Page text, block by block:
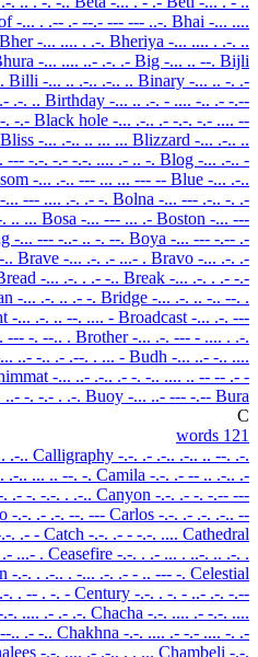
-... . .-- .- --.- --- --- ..-. Bhai -... ....
Bher-... .... . .-. Bheriya -... .... . .-. ..
-... .... ..- .-. .- Big -... .. --. Bijli
Billi -... .. .-.. .-.. .. Binary -... .. -. .-
.-. .. Birthday -... .. .-. - .... -.. .- -.--
. -.- Black hole -... .-.. .- -.-. -.- .... --
Bliss -... .-.. .. ... ... Blizzard -... .-.. ..
--- -.-. -.- -.-. .... .- .. -. Blog -... .-.. -
-... .-.. --- ... ... --- -- Blue -... .-..
-... --- .... .-. .- -. Bolna -... --- .-.. -. .-
.. ... Bosa -... --- ... .- Boston -... ---
-... --- -..- .. -. --. Boya -... --- -.-- .-
.. Brave -... .-. .- ...- . Bravo -... .-. .-
-... .-. . .- -.. Break -... .-. . .- -.-
-... .-. .. .- -. Bridge -... .-. .. -.. --. .
-... .-. .. --. .... - Broadcast -... .-. ---
--- -. --.. . Brother-... .-. --- - .... . .-.
..- -.. .- .--. . ... - Budh -... ..- -.. ....
-... ..- .-.. .- -. -.. .... .. -- -- .- -
..- -. -.- . .-. Buoy -... ..- --- -.-- Bura
C
121 words
.-.. Calligraphy -.-. .- .-.. .-.. .. --. .-.
.-.. ... .. --. -. Camila -.-. .- -- .. .-.. .-
.- -. -.-. . .-.. Canyon -.-. .- -. -.-- ---
-.-. .- .-. --. --- Carlos -.-. .- .-. .-.. --
. .- - Catch -.-. .- - -.-. .... Cathedral
...- . Ceasefire -.-. . .- ... . ..-. .. .-. .
-.-. . .-.. . -... .-. .- - .. --- -. Celestial
. . -- . -. - Century -.-. . -. - ..- .-. -.--
.-. .... .- .- .-. Chacha -.-. .... .- -.-. ....
.. .- -.. Chakhna -.-. .... .- -.- .... -. .-
-.-. .... .- .-.. . . ... Chambeli -.-.